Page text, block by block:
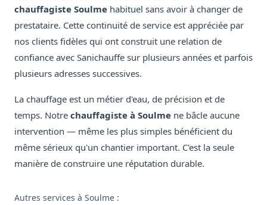
chauffagiste Soulme habituel sans avoir à changer de
prestataire. Cette continuité de service est appréciée par
nos clients fidèles qui ont construit une relation de
confiance avec Sanichauffe sur plusieurs années et parfois
plusieurs adresses successives.
La chauffage est un métier d'eau, de précision et de
temps. Notre chauffagiste à Soulme ne bâcle aucune
intervention — même les plus simples bénéficient du
même sérieux qu'un chantier important. C'est la seule
manière de construire une réputation durable.
Autres services à Soulme :